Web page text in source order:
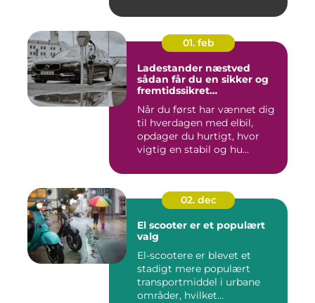
01. feb
Ladestander næstved
sådan får du en sikker og
fremtidssikret
Når du først har vænnet dig
til hverdagen med elbil,
opdager du hurtigt, hvor
vigtig en stabil og hu...
02. dec
El scooter er et populært
valg
El-scootere er blevet et
stadigt mere populært
transportmiddel i urbane
områder, hvilket...